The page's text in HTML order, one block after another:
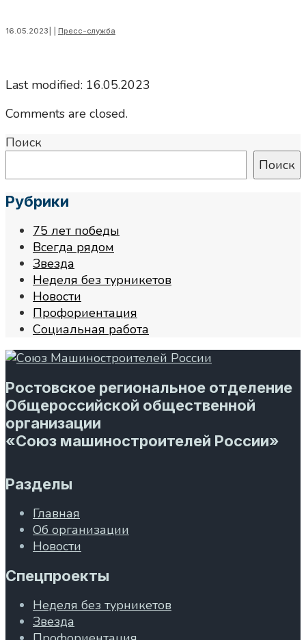
16.05.2023 Пресс-служба
Last modified: 16.05.2023
Comments are closed.
Поиск
Поиск
Рубрики
75 лет победы
Всегда рядом
Звезда
Неделя без турникетов
Новости
Профориентация
Социальная работа
Ростовское региональное отделение
Общероссийской общественной
организации
«Союз машиностроителей России»
Разделы
Главная
Об организации
Новости
Спецпроекты
Неделя без турникетов
Звезда